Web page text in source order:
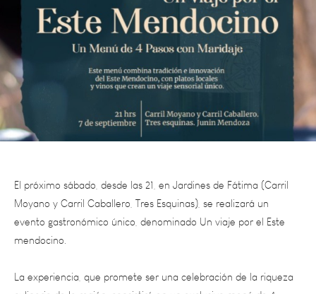
El próximo sábado, desde las 21, en Jardines de Fátima (Carril
Moyano y Carril Caballero, Tres Esquinas), se realizará un
evento gastronómico único, denominado Un viaje por el Este
mendocino.
La experiencia, que promete ser una celebración de la riqueza
culinaria de la región, consistirá en un exclusivo menú de 4